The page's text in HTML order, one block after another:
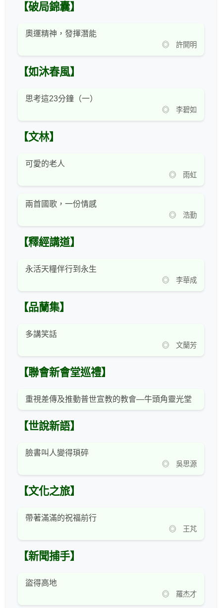
【破局錦囊】
奧運精神，發揮潛能
◎ 許開明
【如沐春風】
思考這23分鐘（一）
◎ 李碧如
【文林】
可愛的老人
◎ 雨虹
兩首國歌，一份情感
◎ 浩勤
【釋經講道】
永活天糧伴行到永生
◎ 李華成
【品蘭集】
多講笑話
◎ 文蘭芳
【聯會新會堂巡禮】
重視差傳及推動普世宣教的教會—牛頭角靈光堂
【世說新語】
臉書叫人變得瑣碎
◎ 吳思源
【文化之旅】
帶著滿滿的祝福前行
◎ 王芃
【新聞捕手】
盜得高地
◎ 羅杰才